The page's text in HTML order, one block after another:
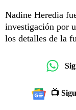
Nadine Heredia
investigación por
los detalles de la
📺